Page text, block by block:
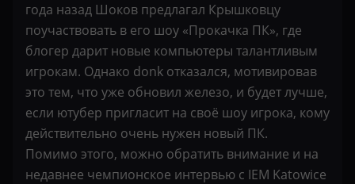
года назад Шоков предлагал Крышковцу
поучаствовать в его шоу «Прокачка ПК», где
блогер дарит новые компьютеры талантливым
игрокам. Однако donk отказался, мотивировав
это тем, что уже обновил железо, и будет лучше,
если ютубер пригласит на своё шоу игрока, кому
действительно очень нужен новый ПК.
Помимо этого, можно обратить внимание и на
недавнее чемпионское интервью с IEM Katowice